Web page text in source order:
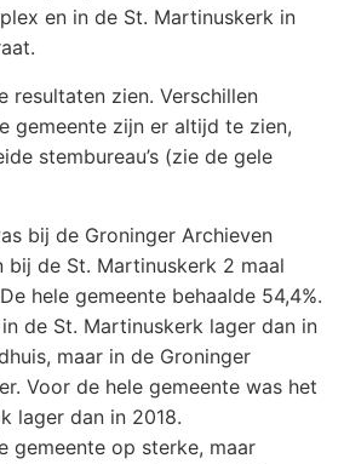
en in de St. Martinuskerk in
resultaten zien. Verschillen
gemeente zijn er altijd te zien,
stembureau’s (zie de gele
bij de Groninger Archieven
bij de St. Martinuskerk 2 maal
hele gemeente behaalde 54,4%.
de St. Martinuskerk lager dan in
maar in de Groninger
Voor de hele gemeente was het
lager dan in 2018.
gemeente op sterke, maar